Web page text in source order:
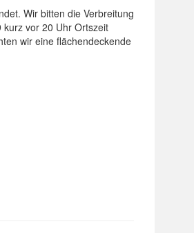
Wir bitten die Verbreitung
vor 20 Uhr Ortszeit
wir eine flächendeckende